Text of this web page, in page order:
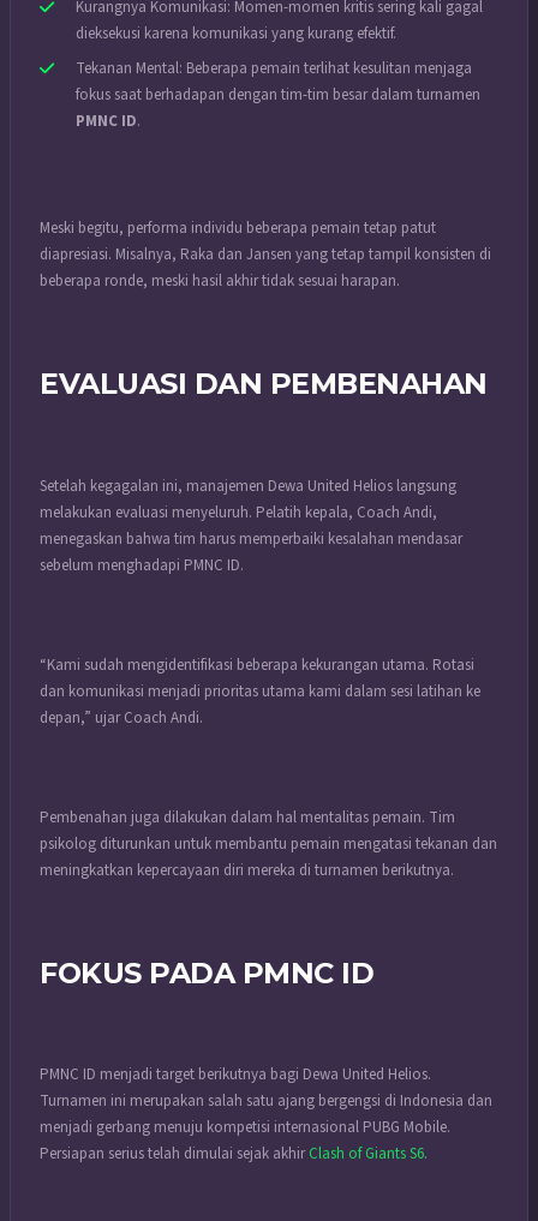
Kurangnya Komunikasi: Momen-momen kritis sering kali gagal
dieksekusi karena komunikasi yang kurang efektif.
Tekanan Mental: Beberapa pemain terlihat kesulitan menjaga
fokus saat berhadapan dengan tim-tim besar dalam turnamen
PMNC ID.
Meski begitu, performa individu beberapa pemain tetap patut
diapresiasi. Misalnya, Raka dan Jansen yang tetap tampil konsisten di
beberapa ronde, meski hasil akhir tidak sesuai harapan.
EVALUASI DAN PEMBENAHAN
Setelah kegagalan ini, manajemen Dewa United Helios langsung
melakukan evaluasi menyeluruh. Pelatih kepala, Coach Andi,
menegaskan bahwa tim harus memperbaiki kesalahan mendasar
sebelum menghadapi PMNC ID.
“Kami sudah mengidentifikasi beberapa kekurangan utama. Rotasi
dan komunikasi menjadi prioritas utama kami dalam sesi latihan ke
depan,” ujar Coach Andi.
Pembenahan juga dilakukan dalam hal mentalitas pemain. Tim
psikolog diturunkan untuk membantu pemain mengatasi tekanan dan
meningkatkan kepercayaan diri mereka di turnamen berikutnya.
FOKUS PADA PMNC ID
PMNC ID menjadi target berikutnya bagi Dewa United Helios.
Turnamen ini merupakan salah satu ajang bergengsi di Indonesia dan
menjadi gerbang menuju kompetisi internasional PUBG Mobile.
Persiapan serius telah dimulai sejak akhirClash of Giants S6.